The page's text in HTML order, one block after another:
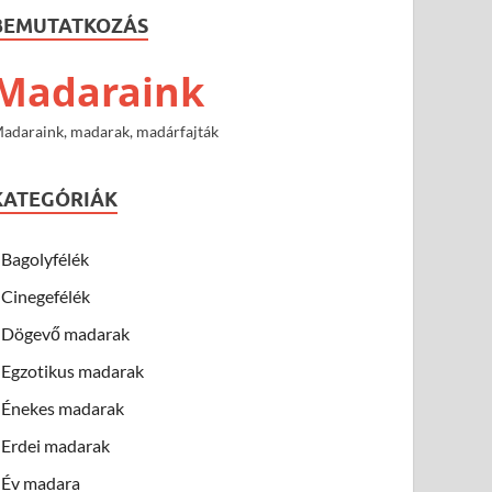
madarak, madárfajták
Bagolyfélék
Cinegefélék
Dögevő madarak
Egzotikus madarak
Énekes madarak
Erdei madarak
Év madara